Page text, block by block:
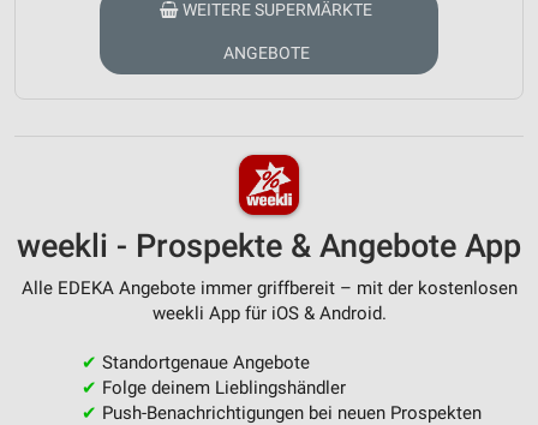
WEITERE SUPERMÄRKTE
ANGEBOTE
weekli - Prospekte & Angebote App
Alle EDEKA Angebote immer griffbereit – mit der kostenlosen
weekli App für iOS & Android.
✔ Standortgenaue Angebote
✔ Folge deinem Lieblingshändler
✔ Push-Benachrichtigungen bei neuen Prospekten